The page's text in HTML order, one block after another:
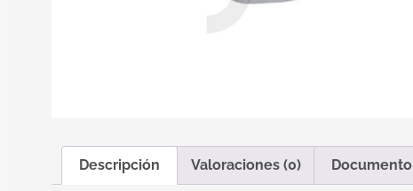
Descripción Valoraciones (0) Documento